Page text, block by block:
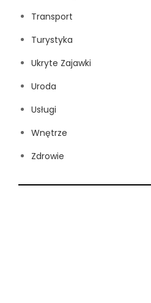
Transport
Turystyka
Ukryte Zajawki
Uroda
Usługi
Wnętrze
Zdrowie